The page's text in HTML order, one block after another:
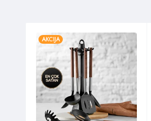
AKCIJA